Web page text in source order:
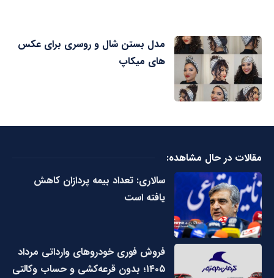
مدل بستن شال و روسری برای عکس
های میکاپ
مقالات در حال مشاهده:
سالاری: تعداد بیمه پردازان کاهش
یافته است
فروش فوری خودروهای وارداتی مرداد
۱۴۰۵؛ بدون قرعه‌کشی و حساب وکالتی